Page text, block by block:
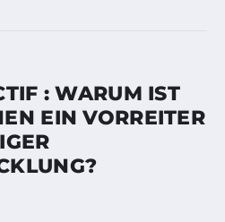
: WARUM IST
EIN VORREITER